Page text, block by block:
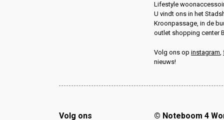
Lifestyle
U vindt ons in het
Kroonpassage, in de
outlet shopping center
Volg ons op instagram
nieuws!
Volg ons © Noteboom 4